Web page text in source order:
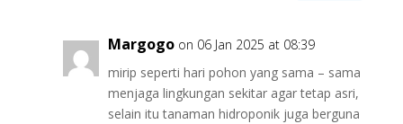
Margogo on 06 Jan 2025 at 08:39
mirip seperti hari pohon yang sama – sama
menjaga lingkungan sekitar agar tetap asri,
selain itu tanaman hidroponik juga berguna